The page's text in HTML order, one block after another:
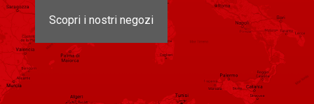
Scopri i nostri negozi